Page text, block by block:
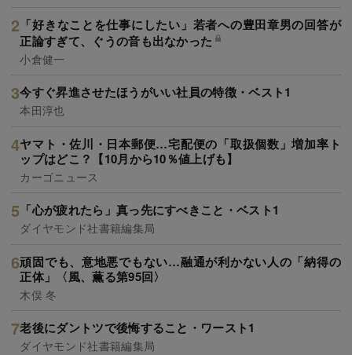
「好きなことを仕事にしたい」若者への豊田章男の回答が
正論すぎて、ぐうの音も出なかった
小倉健一
今すぐ昇進させたほうがいい社員の特徴・ベスト1
本田淳也
ヤマト・佐川・日本郵便…宅配便の「取扱個数」増加率ト
ップはどこ？【10月から10％値上げも】
カーゴニュース
「心が疲れたら」真っ先にすべきこと・ベスト1
ダイヤモンド社書籍編集局
頑固でも、意地悪でもない…融通が利かない人の「納得の
正体」〈風、薫る第95回〉
木俣 冬
老後にダントツで後悔すること・ワースト1
ダイヤモンド社書籍編集局